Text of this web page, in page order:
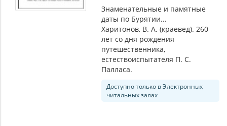
Знаменательные и памятные
даты по Бурятии...
Харитонов, В. А. (краевед). 260
лет со дня рождения
путешественника,
естествоиспытателя П. С.
Палласа.
Доступно только в Электронных
читальных залах